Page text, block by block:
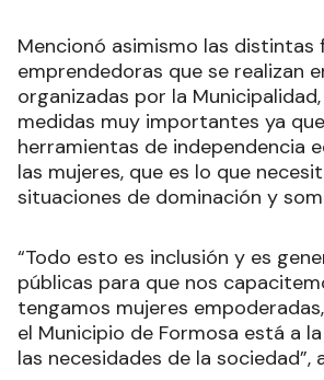
Mencionó asimismo las distintas
emprendedoras que se realizan
organizadas por la Municipalidad,
medidas muy importantes ya
herramientas de independencia
las mujeres, que es lo que
situaciones de dominación y
“Todo esto es inclusión y es
públicas para que nos
tengamos mujeres
el Municipio de Formosa está a
las necesidades de la sociedad”,